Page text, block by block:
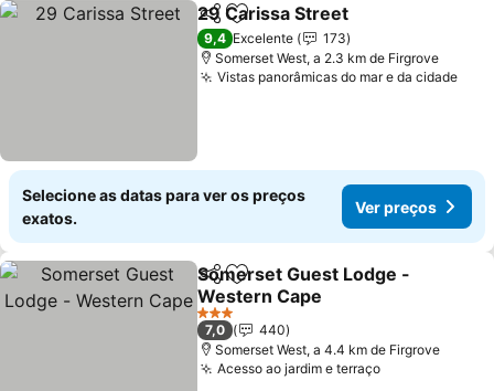
PartilharAdicionar aos favoritos
29 Carissa Street
9,4 Excelente
173
Somerset West, a 2.3 km de Firgrove
Vistas panorâmicas do mar e da cidade
Selecione as datas para ver os preços
exatos.
Ver preços
PartilharAdicionar aos favoritos
Somerset Guest Lodge -
Western Cape
3 Estrelas
7,0
440
Somerset West, a 4.4 km de Firgrove
Acesso ao jardim e terraço